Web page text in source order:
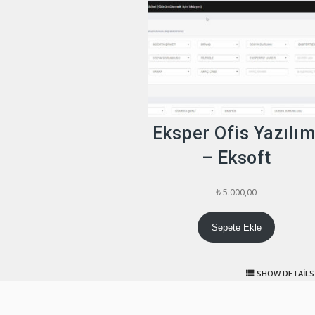
Eksper Ofis
– Eksoft
₺5.000,00
Sepete Ekle
SHOW DETAILS